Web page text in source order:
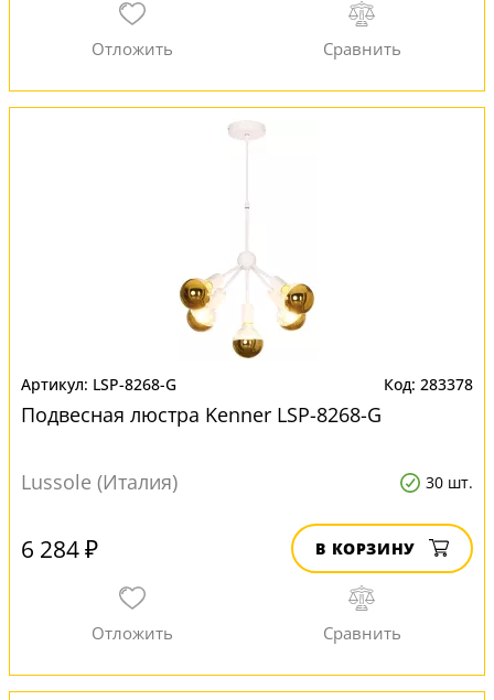
LSP-8268-G 283378
Подвесная люстра Kenner LSP-8268-G
Lussole (Италия) 30 шт.
6 284 ₽ В КОРЗИНУ